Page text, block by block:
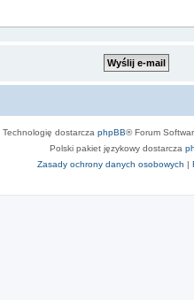
Technologię dostarcza phpBB® Forum
Polski pakiet językowy dostarcza
Zasady ochrony danych osobowych |